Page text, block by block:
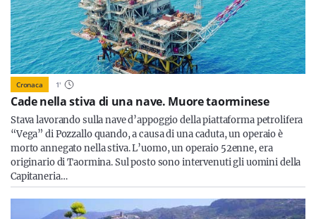
Cronaca 1'
Cade nella stiva di una nave. Muore taorminese
Stava lavorando sulla nave d’appoggio della piattaforma petrolifera
“Vega” di Pozzallo quando, a causa di una caduta, un operaio è
morto annegato nella stiva. L’uomo, un operaio 52enne, era
originario di Taormina. Sul posto sono intervenuti gli uomini della
Capitaneria…